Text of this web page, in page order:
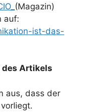
(Magazin)
auf:
ist-das-
Artikels
aus, dass der